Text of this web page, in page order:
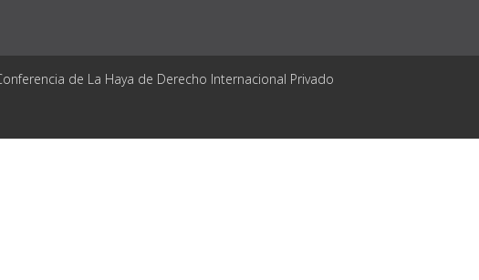
de La Haya de Derecho Internacional Privado